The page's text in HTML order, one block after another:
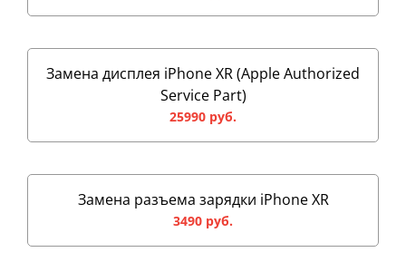
Замена дисплея iPhone XR (Apple Authorized
Service Part)
25990 руб.
Замена разъема зарядки iPhone XR
3490 руб.